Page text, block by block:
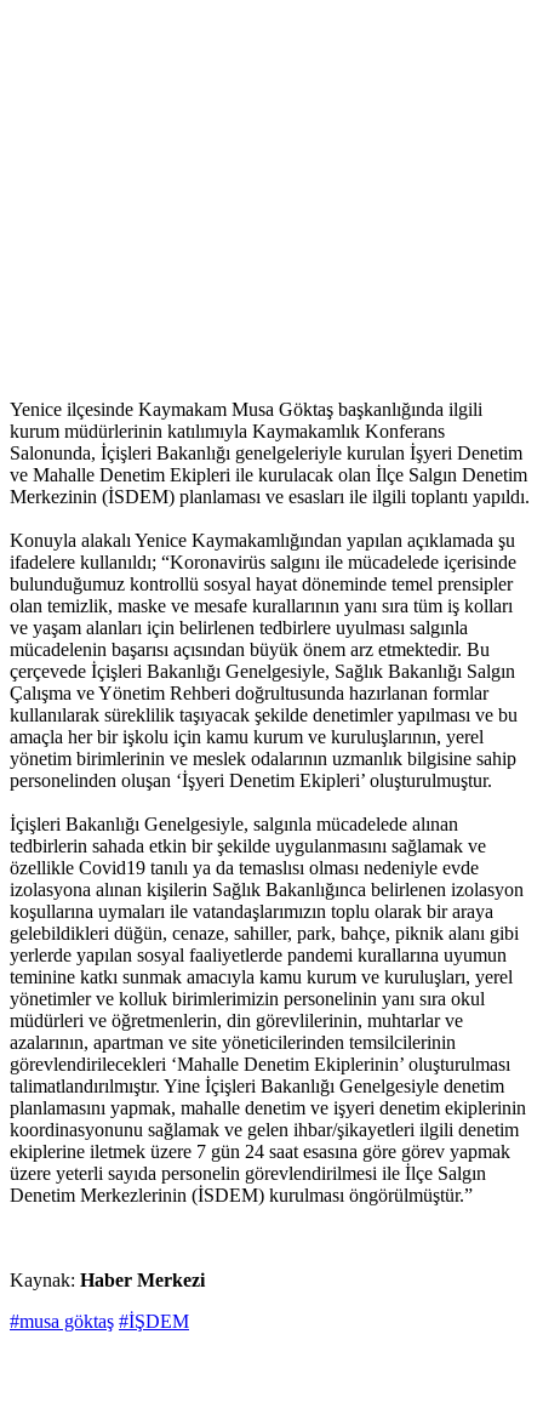
Yenice ilçesinde Kaymakam Musa Göktaş başkanlığında ilgili
kurum müdürlerinin katılımıyla Kaymakamlık Konferans
Salonunda, İçişleri Bakanlığı genelgeleriyle kurulan İşyeri Denetim
ve Mahalle Denetim Ekipleri ile kurulacak olan İlçe Salgın Denetim
Merkezinin (İSDEM) planlaması ve esasları ile ilgili toplantı yapıldı.
Konuyla alakalı Yenice Kaymakamlığından yapılan açıklamada şu
ifadelere kullanıldı; “Koronavirüs salgını ile mücadelede içerisinde
bulunduğumuz kontrollü sosyal hayat döneminde temel prensipler
olan temizlik, maske ve mesafe kurallarının yanı sıra tüm iş kolları
ve yaşam alanları için belirlenen tedbirlere uyulması salgınla
mücadelenin başarısı açısından büyük önem arz etmektedir. Bu
çerçevede İçişleri Bakanlığı Genelgesiyle, Sağlık Bakanlığı Salgın
Çalışma ve Yönetim Rehberi doğrultusunda hazırlanan formlar
kullanılarak süreklilik taşıyacak şekilde denetimler yapılması ve bu
amaçla her bir işkolu için kamu kurum ve kuruluşlarının, yerel
yönetim birimlerinin ve meslek odalarının uzmanlık bilgisine sahip
personelinden oluşan ‘İşyeri Denetim Ekipleri’ oluşturulmuştur.
İçişleri Bakanlığı Genelgesiyle, salgınla mücadelede alınan
tedbirlerin sahada etkin bir şekilde uygulanmasını sağlamak ve
özellikle Covid­19 tanılı ya da temaslısı olması nedeniyle evde
izolasyona alınan kişilerin Sağlık Bakanlığınca belirlenen izolasyon
koşullarına uymaları ile vatandaşlarımızın toplu olarak bir araya
gelebildikleri düğün, cenaze, sahiller, park, bahçe, piknik alanı gibi
yerlerde yapılan sosyal faaliyetlerde pandemi kurallarına uyumun
teminine katkı sunmak amacıyla kamu kurum ve kuruluşları, yerel
yönetimler ve kolluk birimlerimizin personelinin yanı sıra okul
müdürleri ve öğretmenlerin, din görevlilerinin, muhtarlar ve
azalarının, apartman ve site yöneticilerinden temsilcilerinin
görevlendirilecekleri ‘Mahalle Denetim Ekiplerinin’ oluşturulması
talimatlandırılmıştır. Yine İçişleri Bakanlığı Genelgesiyle denetim
planlamasını yapmak, mahalle denetim ve işyeri denetim ekiplerinin
koordinasyonunu sağlamak ve gelen ihbar/şikayetleri ilgili denetim
ekiplerine iletmek üzere 7 gün 24 saat esasına göre görev yapmak
üzere yeterli sayıda personelin görevlendirilmesi ile İlçe Salgın
Denetim Merkezlerinin (İSDEM) kurulması öngörülmüştür.”
Kaynak: Haber Merkezi
#musa göktaş #İŞDEM